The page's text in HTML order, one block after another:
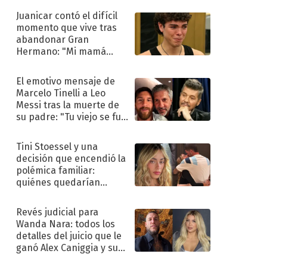
Juanicar contó el difícil
momento que vive tras
abandonar Gran
Hermano: "Mi mamá
El emotivo mensaje de
Marcelo Tinelli a Leo
Messi tras la muerte de
su padre: "Tu viejo se fue
Tini Stoessel y una
decisión que encendió la
polémica familiar:
quiénes quedarían
Revés judicial para
Wanda Nara: todos los
detalles del juicio que le
ganó Alex Caniggia y sus